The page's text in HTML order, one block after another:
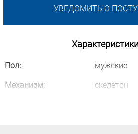
УВЕДОМИТЬ О
Характеристики
Пол: мужские
Механизм: скелетон